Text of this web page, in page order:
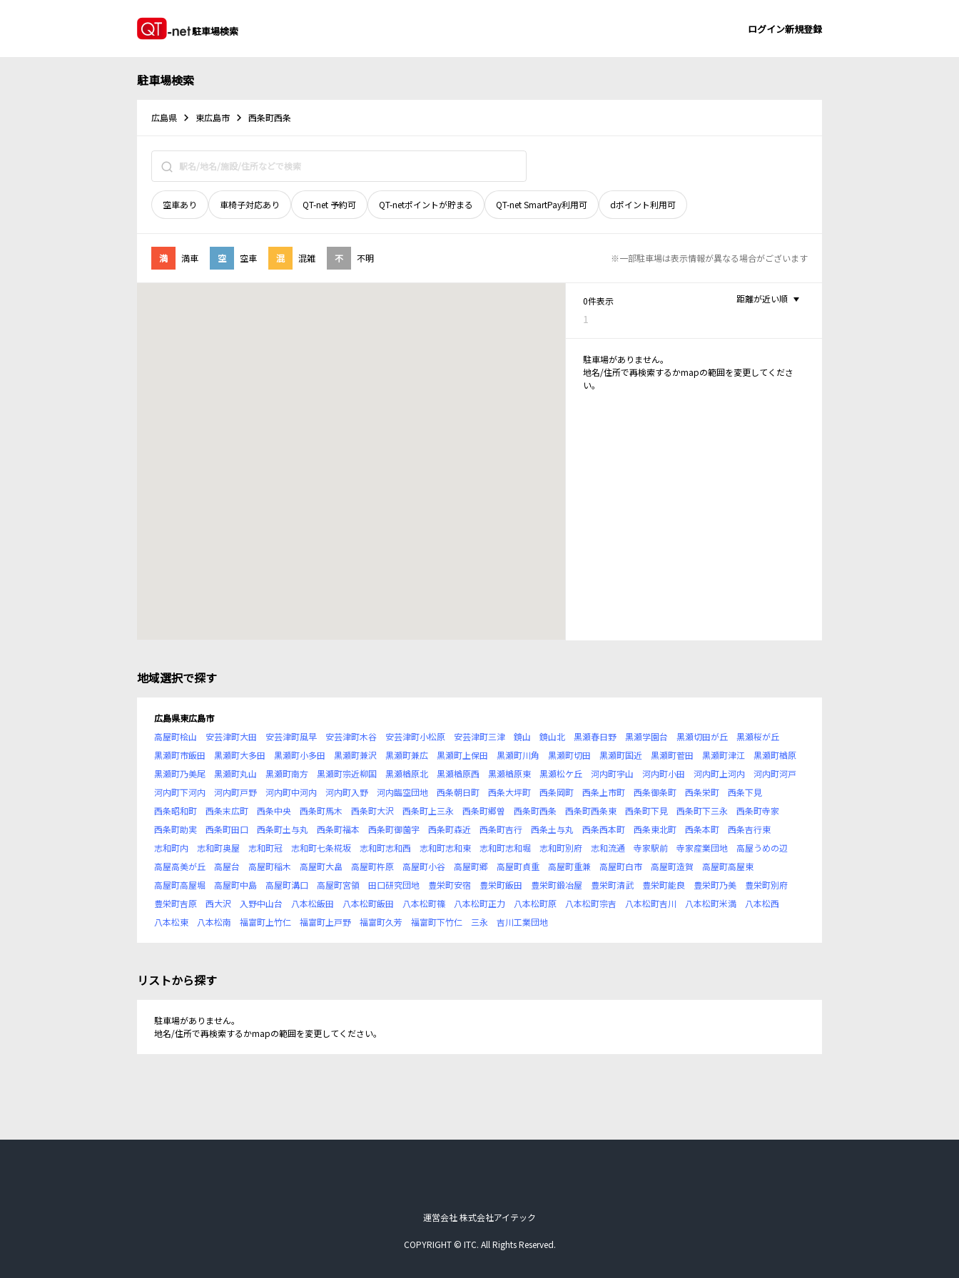
駐車場検索 ログイン新規登録
駐車場検索
広島県 東広島市 西条町西条
空車あり 車椅子対応あり QT-net 予約可 QT-netポイントが貯まる QT-net SmartPay利用可 dポイント利用可
満 満車 空 空車 混 混雑 不 不明 ※一部駐車場は表示情報が異なる場合がございます
0件表示
1
距離が近い順
駐車場がありません。
地名/住所で再検索するかmapの範囲を変更してくださ
い。
地域選択で探す
広島県東広島市
高屋町桧山
安芸津町大田 安芸津町風早 安芸津町木谷 安芸津町小松原 安芸津町三津 鏡山 鏡山北 黒瀬春日野 黒瀬学園台 黒瀬切田が丘
黒瀬桜が丘
黒瀬町市飯田
黒瀬町大多田 黒瀬町小多田 黒瀬町兼沢 黒瀬町兼広 黒瀬町上保田 黒瀬町川角 黒瀬町切田 黒瀬町国近 黒瀬町菅田 黒瀬町津江
黒瀬町楢原
黒瀬町乃美尾
黒瀬町丸山 黒瀬町南方 黒瀬町宗近柳国 黒瀬楢原北 黒瀬楢原西 黒瀬楢原東 黒瀬松ケ丘 河内町宇山 河内町小田 河内町上河内
河内町河戸
河内町下河内
河内町戸野 河内町中河内 河内町入野 河内臨空団地 西条朝日町 西条大坪町 西条岡町 西条上市町 西条御条町 西条栄町
西条下見
西条昭和町
西条末広町 西条中央 西条町馬木 西条町大沢 西条町上三永 西条町郷曽 西条町西条 西条町西条東 西条町下見 西条町下三永
西条町寺家
西条町助実
西条町田口 西条町土与丸 西条町福本 西条町御薗宇 西条町森近 西条町吉行 西条土与丸 西条西本町 西条東北町 西条本町
西条吉行東
志和町内
志和町奥屋 志和町冠 志和町七条椛坂 志和町志和西 志和町志和東 志和町志和堀 志和町別府 志和流通 寺家駅前 寺家産業団地
高屋うめの辺
高屋高美が丘
高屋台 高屋町稲木 高屋町大畠 高屋町杵原 高屋町小谷 高屋町郷 高屋町貞重 高屋町重兼 高屋町白市 高屋町造賀
高屋町高屋東
高屋町高屋堀
高屋町中島 高屋町溝口 高屋町宮領 田口研究団地 豊栄町安宿 豊栄町飯田 豊栄町鍛冶屋 豊栄町清武 豊栄町能良 豊栄町乃美
豊栄町別府
豊栄町吉原
西大沢 入野中山台 八本松飯田 八本松町飯田 八本松町篠 八本松町正力 八本松町原 八本松町宗吉 八本松町吉川 八本松町米満
八本松西
八本松東
八本松南 福富町上竹仁 福富町上戸野 福富町久芳 福富町下竹仁 三永 吉川工業団地
リストから探す
駐車場がありません。
地名/住所で再検索するかmapの範囲を変更してください。
運営会社 株式会社アイテック
COPYRIGHT © ITC. All Rights Reserved.